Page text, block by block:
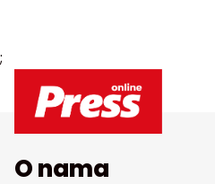
;
O nama